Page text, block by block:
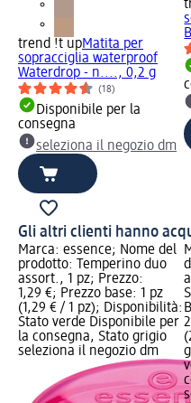
trend !t upMatita per
sopracciglia waterproof
Waterdrop - n...., 0,2 g
(18)
Disponibile per la
consegna
seleziona il negozio dm
Gli altri clienti hanno
Marca: essence; Nome del
prodotto: Temperino duo
assort., 1 pz; Prezzo:
1,29 €; Prezzo base: 1 pz
(1,29 € / 1 pz); Disponibilità:
Stato verde Disponibile per
la consegna, Stato grigio
seleziona il negozio dm